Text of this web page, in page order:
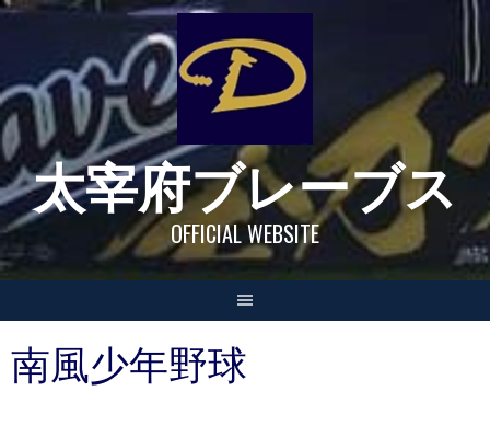
Skip
content
太宰府ブレーブス
OFFICIAL WEBSITE
南風少年野球